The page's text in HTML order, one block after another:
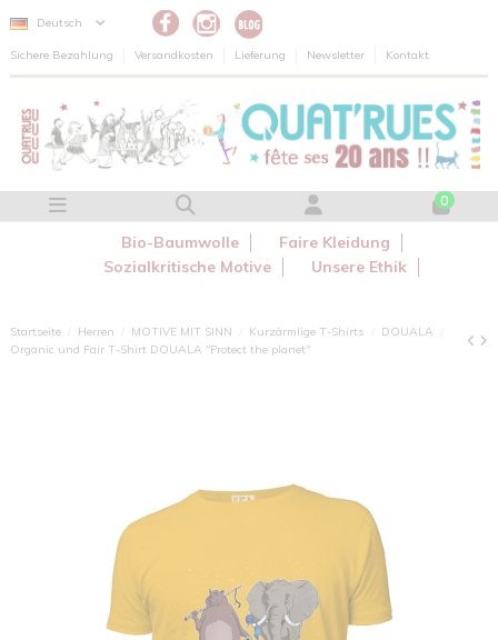
Deutsch
Sichere Bezahlung Versandkosten Lieferung Newsletter Kontakt
0
Bio-Baumwolle
Faire Kleidung
Sozialkritische Motive
Unsere Ethik
Startseite Herren MOTIVE MIT SINN Kurzärmlige T-Shirts
DOUALA
Organic und Fair T-Shirt DOUALA "Protect the planet"